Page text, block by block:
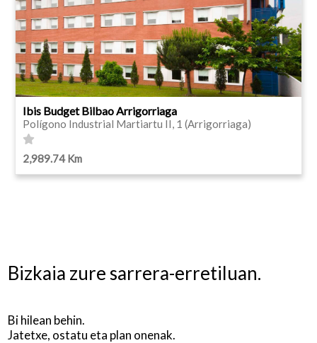
Ibis Budget Bilbao Arrigorriaga
Polígono Industrial Martiartu II, 1 (Arrigorriaga)
2,989.74 Km
Bizkaia zure sarrera-erretiluan.
Bi hilean behin.
Jatetxe, ostatu eta plan onenak.